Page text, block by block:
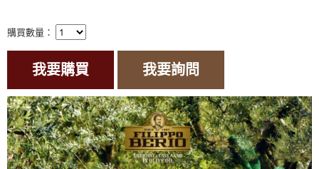
購買數量：
我要購買 我要詢問